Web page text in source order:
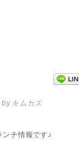
by キムカズ
チ情報です♪